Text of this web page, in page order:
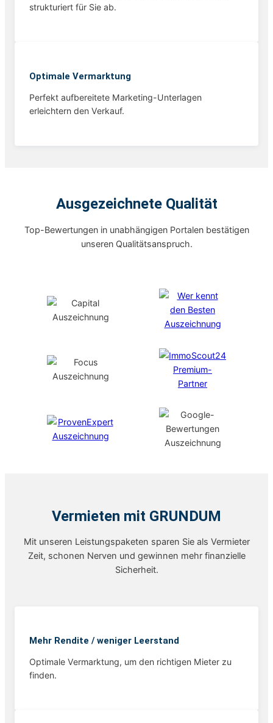
strukturiert für Sie ab.
Optimale Vermarktung
Perfekt aufbereitete Marketing-Unterlagen
erleichtern den Verkauf.
Ausgezeichnete Qualität
Top-Bewertungen in unabhängigen Portalen bestätigen
unseren Qualitätsanspruch.
Vermieten mit GRUNDUM
Mit unseren Leistungspaketen sparen Sie als Vermieter
Zeit, schonen Nerven und gewinnen mehr finanzielle
Sicherheit.
Mehr Rendite / weniger Leerstand
Optimale Vermarktung, um den richtigen Mieter zu
finden.